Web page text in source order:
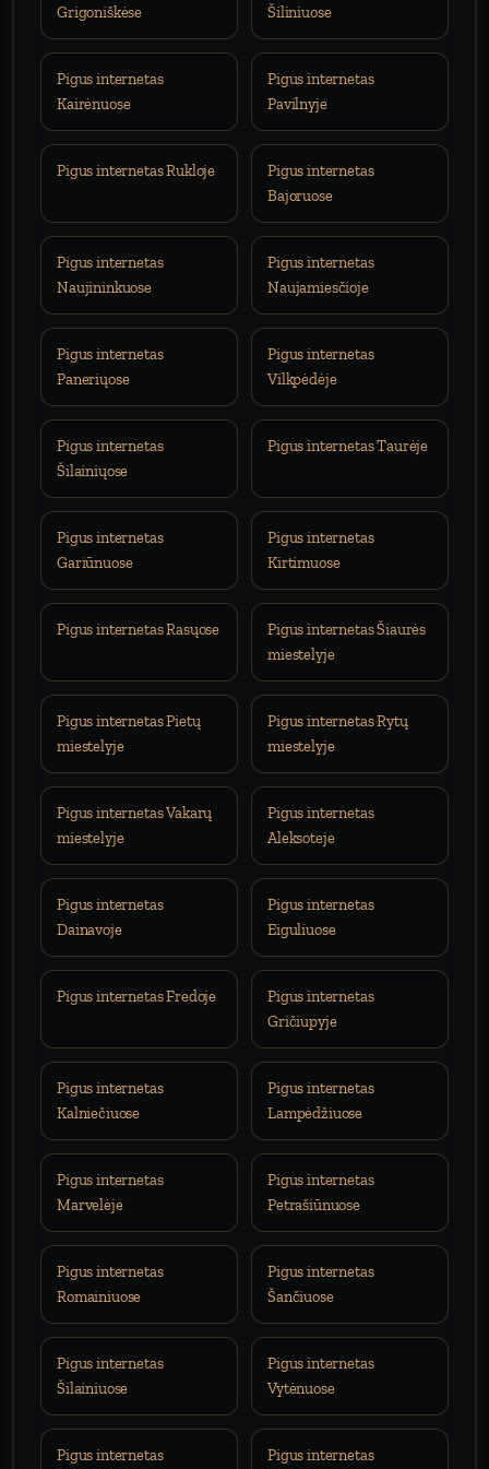
Grigoniškėse Šiliniuose
Pigus internetas
Kairėnuose
Pigus internetas
Pavilnyje
Pigus internetas Rukloje
Pigus internetas
Bajoruose
Pigus internetas
Naujininkuose
Pigus internetas
Naujamiesčioje
Pigus internetas
Paneriųose
Pigus internetas
Vilkpėdėje
Pigus internetas
Šilainiųose
Pigus internetas Taurėje
Pigus internetas
Gariūnuose
Pigus internetas
Kirtimuose
Pigus internetas Rasųose
Pigus internetas Šiaurės
miestelyje
Pigus internetas Pietų
miestelyje
Pigus internetas Rytų
miestelyje
Pigus internetas Vakarų
miestelyje
Pigus internetas
Aleksoteje
Pigus internetas
Dainavoje
Pigus internetas
Eiguliuose
Pigus internetas Fredoje
Pigus internetas
Gričiupyje
Pigus internetas
Kalniečiuose
Pigus internetas
Lampėdžiuose
Pigus internetas
Marvelėje
Pigus internetas
Petrašiūnuose
Pigus internetas
Romainiuose
Pigus internetas
Šančiuose
Pigus internetas
Šilainiuose
Pigus internetas
Vytėnuose
Pigus internetas
Pigus internetas